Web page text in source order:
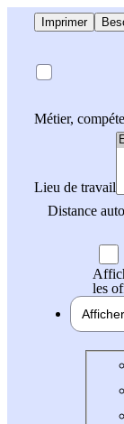
Imprimer
Métier,
Lieu de travail
Distance
les